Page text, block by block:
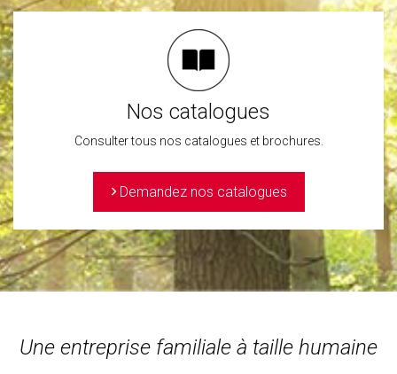
Nos catalogues
Consulter tous nos catalogues et brochures.
> Demandez nos catalogues
Une entreprise familiale à taille humaine